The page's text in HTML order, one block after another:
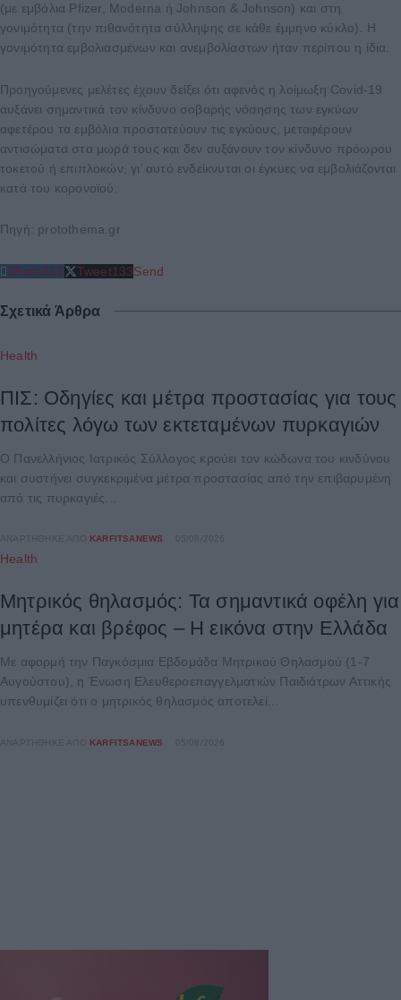
(με εμβόλια Pfizer, Moderna ή Johnson & Johnson) και στη
γονιμότητα (την πιθανότητα σύλληψης σε κάθε έμμηνο κύκλο). Η
γονιμότητα εμβολιασμένων και ανεμβολίαστων ήταν περίπου η ίδια.
Προηγούμενες μελέτες έχουν δείξει ότι αφενός η λοίμωξη Covid-19
αυξάνει σημαντικά τον κίνδυνο σοβαρής νόσησης των εγκύων
αφετέρου τα εμβόλια προστατεύουν τις εγκύους, μεταφέρουν
αντισώματα στα μωρά τους και δεν αυξάνουν τον κίνδυνο πρόωρου
τοκετού ή επιπλοκών, γι’ αυτό ενδείκνυται οι έγκυες να εμβολιάζονται
κατά του κορονοϊού.
Πηγή: protothema.gr
Share212 Tweet133Send
Σχετικά Άρθρα
Health
ΠΙΣ: Οδηγίες και μέτρα προστασίας για τους
πολίτες λόγω των εκτεταμένων πυρκαγιών
Ο Πανελλήνιος Ιατρικός Σύλλογος κρούει τον κώδωνα του κινδύνου
και συστήνει συγκεκριμένα μέτρα προστασίας από την επιβαρυμένη
από τις πυρκαγιές...
ΑΝΑΡΤΉΘΗΚΕ ΑΠΌ KARFITSANEWS
Health
Μητρικός θηλασμός: Τα σημαντικά οφέλη για
μητέρα και βρέφος – Η εικόνα στην Ελλάδα
Με αφορμή την Παγκόσμια Εβδομάδα Μητρικού Θηλασμού (1-7
Αυγούστου), η Ένωση Ελευθεροεπαγγελματιών Παιδιάτρων Αττικής
υπενθυμίζει ότι ο μητρικός θηλασμός αποτελεί...
ΑΝΑΡΤΉΘΗΚΕ ΑΠΌ KARFITSANEWS